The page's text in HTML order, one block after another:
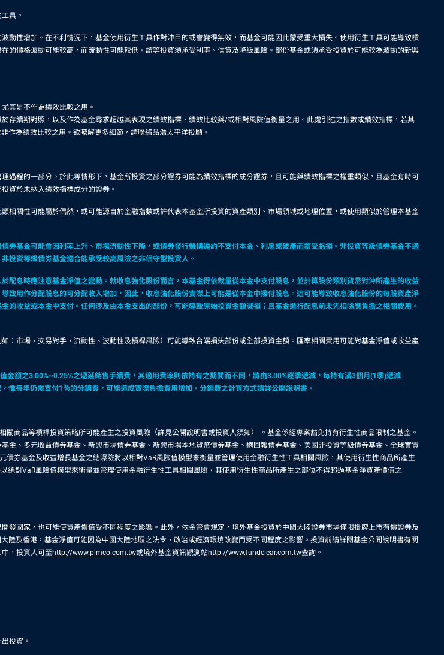
具。
性增加。在不利情況下，基金使用衍生工具作對沖目的或會變得無效，而基金可能因此蒙受重大損失。使用衍生工具可能導致槓
價格波動可能較高，而流動性可能較低。該等投資須承受利率、信貸及降級風險。部份基金或須承受投資於可能較為波動的新興
其是不作為績效比較之用。
續期對照，以及作為基金尋求超越其表現之績效指標、績效比較與/或相對風險值衡量之用。此處引述之指數或績效指標，若其
作為績效比較之用。欲瞭解更多細節，請聯絡品浩太平洋投顧。
程的一部分。於此等情形下，基金所投資之部分證券可能為績效指標的成分證券，且可能與績效指標之權重類似，且基金有時可
資於未納入績效指標成分的證券。
關性可能屬於偶然，或可能源自於金融指數或許代表本基金所投資的資產類別、市場領域或地理位置，或使用類似於管理本基金
基金可能會因利率上升、市場流動性下降，或債券發行機構違約不支付本金、利息或破產而蒙受虧損。非投資等級債券基金不適
投資等級債券基金適合能承受較高風險之非保守型投資人。
息時應注意基金淨值之變動。就收息強化股份而言，本基金得依裁量從本金中支付股息，並計算股份類別貨幣對沖所產生的收益
用作分配股息的可分配收入增加，因此，收息強化股份實際上可能是從本金中撥付股息。這可能導致收息強化股份的每股資產淨
收益或本金中支付。任何涉及由本金支出的部份，可能導致原始投資金額減損；且基金進行配息前未先扣除應負擔之相關費用。
市場、交易對手、流動性、波動性及槓桿風險）可能導致台端損失部份或全部投資金額。匯率相關費用可能對基金淨值或收益產
額之3.00%~0.25%之遞延銷售手續費，其適用費率則依持有之期間而不同，將由3.00%逐季遞減，每持有滿3個月(1季)遞減
每年仍需支付1％的分銷費，可能造成實際負擔費用增加。分銷費之計算方式請詳公開說明書。
商品等槓桿投資策略所可能產生之投資風險（詳見公開說明書或投資人須知） 。基金係經專案豁免持有衍生性商品限制之基金。
、多元收益債券基金、新興市場債券基金、新興市場本地貨幣債券基金、總回報債券基金、美國非投資等級債券基金、全球實質
券基金及收益增長基金之總曝險將以相對VaR風險值模型來衡量並管理使用金融衍生性工具相關風險，其使用衍生性商品所產生
對VaR風險值模型來衡量並管理使用金融衍生性工具相關風險，其使用衍生性商品所產生之部位不得超過基金淨資產價值之
國家，也可能使資產價值受不同程度之影響。此外，依金管會規定，境外基金投資於中國大陸證券市場僅限掛牌上市有價證券及
及香港，基金淨值可能因為中國大陸地區之法令、政治或經濟環境改變而受不同程度之影響。投資前請詳閱基金公開說明書有關
，投資人可至http://www.pimco.com.tw或境外基金資訊觀測站http://www.fundclear.com.tw查詢。
投資。